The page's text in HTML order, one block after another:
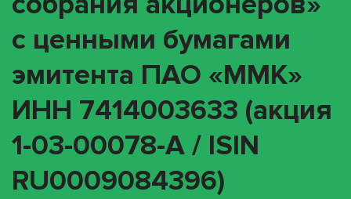
с ценными бумагами
эмитента ПАО «ММК»
ИНН 7414003633 (акция
1-03-00078-A / ISIN
RU0009084396)